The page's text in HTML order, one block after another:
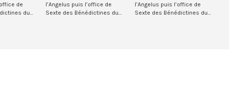
de
du
l’Angelus puis l’office de
Sexte des Bénédictines du
l’Angelus puis l’office de
Sexte des Bénédictines du